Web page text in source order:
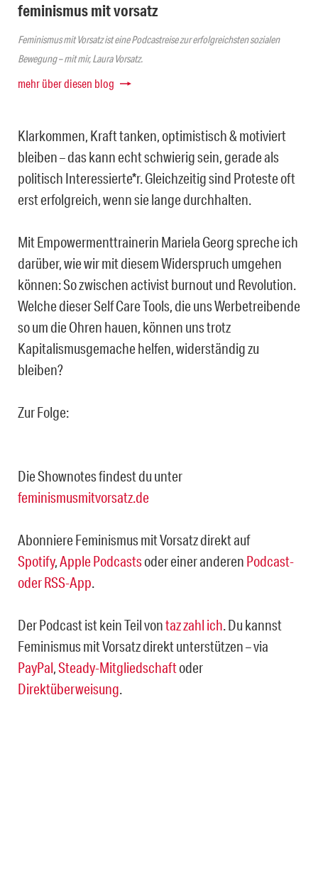
feminismus mit vorsatz
Feminismus mit Vorsatz ist eine Podcastreise zur erfolgreichsten sozialen
Bewegung – mit mir, Laura Vorsatz.
mehr über diesen blog
Klarkommen, Kraft tanken, optimistisch & motiviert
bleiben – das kann echt schwierig sein, gerade als
politisch Interessierte*r. Gleichzeitig sind Proteste oft
erst erfolgreich, wenn sie lange durchhalten.
Mit Empowermenttrainerin Mariela Georg spreche ich
darüber, wie wir mit diesem Widerspruch umgehen
können: So zwischen activist burnout und Revolution.
Welche dieser Self Care Tools, die uns Werbetreibende
so um die Ohren hauen, können uns trotz
Kapitalismusgemache helfen, widerständig zu
bleiben?
Zur Folge:
Die Shownotes findest du unter
feminismusmitvorsatz.de
Abonniere Feminismus mit Vorsatz direkt auf
Spotify,Apple Podcastsoder einer anderen Podcast-
oder RSS-App.
Der Podcast ist kein Teil vontaz zahl ich. Du kannst
Feminismus mit Vorsatz direkt unterstützen – via
PayPal,Steady-Mitgliedschaftoder
Direktüberweisung.